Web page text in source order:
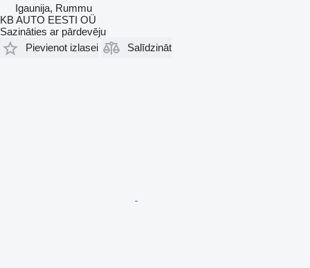
Igaunija, Rummu
KB AUTO EESTI OÜ
Sazināties ar pārdevēju
Pievienot izlasei
Salīdzināt